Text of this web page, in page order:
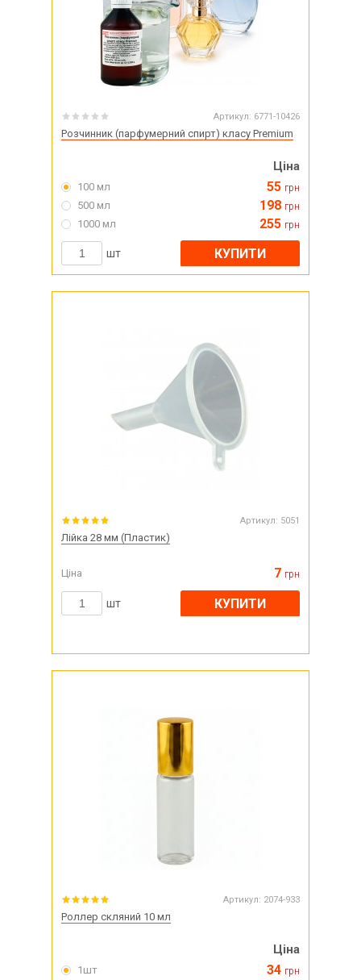
Артикул: 6771-10426
Розчинник (парфумерний спирт) класу Premium
Ціна
100 мл 55 грн
500 мл 198 грн
1000 мл 255 грн
шт КУПИТИ
Артикул: 5051
Лійка 28 мм (Пластик)
Ціна 7 грн
шт КУПИТИ
Артикул: 2074-933
Роллер скляний 10 мл
Ціна
1шт 34 грн